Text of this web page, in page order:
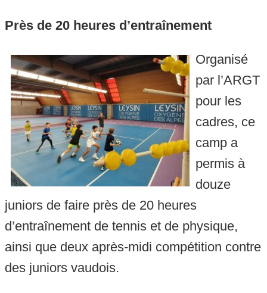
Près de 20 heures d’entraînement
Organisé
par l’ARGT
pour les
cadres, ce
camp a
permis à
douze
juniors de faire près de 20 heures
d’entraînement de tennis et de physique,
ainsi que deux après-midi compétition contre
des juniors vaudois.